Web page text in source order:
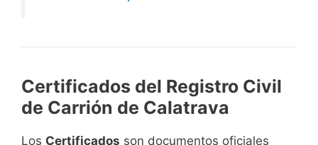
Certificados del Registro Civil
de Carrión de Calatrava
Los Certificados son documentos oficiales